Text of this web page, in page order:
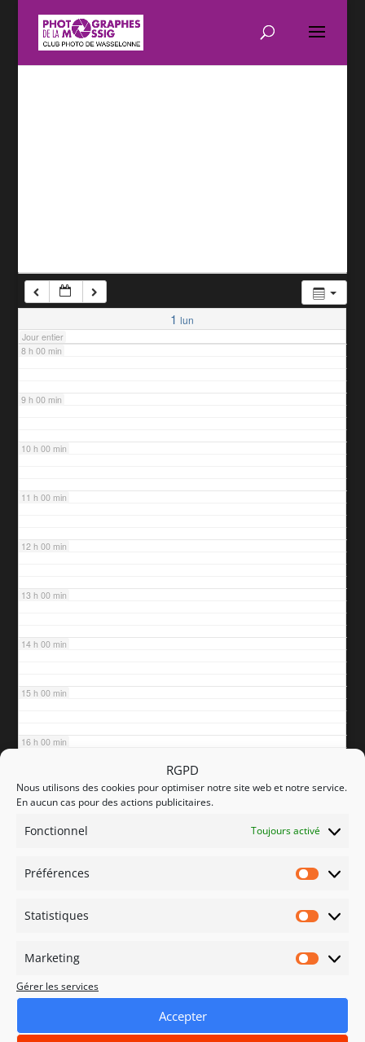
RGPD
Nous utilisons des cookies pour optimiser notre site web et notre service.
En aucun cas pour des actions publicitaires.
Fonctionnel Toujours activé
Préférences
Statistiques
Marketing
Gérer les services
Accepter
1 lun
Jour entier
7 h 00 min
8 h 00 min
9 h 00 min
10 h 00 min
11 h 00 min
12 h 00 min
13 h 00 min
14 h 00 min
15 h 00 min
16 h 00 min
17 h 00 min
21 h 00 min
22 h 00 min